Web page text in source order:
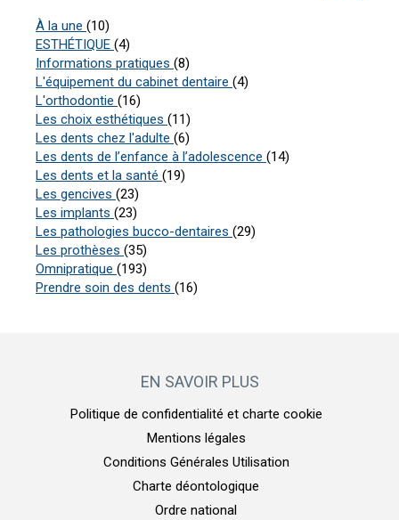
À la une (10)
ESTHÉTIQUE (4)
Informations pratiques (8)
L'équipement du cabinet dentaire (4)
L'orthodontie (16)
Les choix esthétiques (11)
Les dents chez l'adulte (6)
Les dents de l’enfance à l’adolescence (14)
Les dents et la santé (19)
Les gencives (23)
Les implants (23)
Les pathologies bucco-dentaires (29)
Les prothèses (35)
Omnipratique (193)
Prendre soin des dents (16)
EN SAVOIR PLUS
Politique de confidentialité et charte cookie
Mentions légales
Conditions Générales Utilisation
Charte déontologique
Ordre national